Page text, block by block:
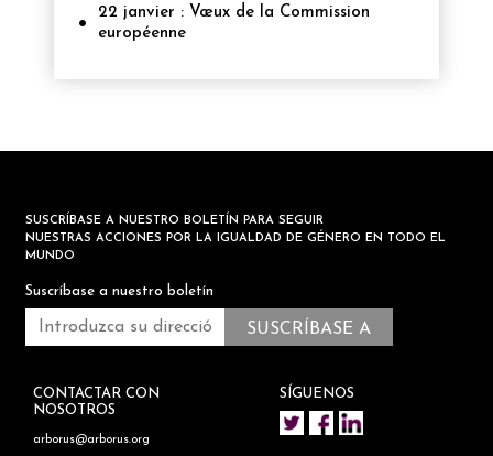
22 janvier : Vœux de la Commission
européenne
SUSCRÍBASE A NUESTRO BOLETÍN PARA SEGUIR
NUESTRAS ACCIONES POR LA IGUALDAD DE GÉNERO EN TODO EL
MUNDO
Suscríbase a nuestro boletín
CONTACTAR CON
NOSOTROS
arborus@arborus.org
SÍGUENOS